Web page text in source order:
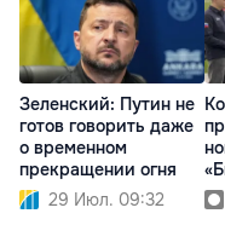
Зеленский: Путин не
готов говорить даже
о временном
прекращении огня
29 Июл. 09:32